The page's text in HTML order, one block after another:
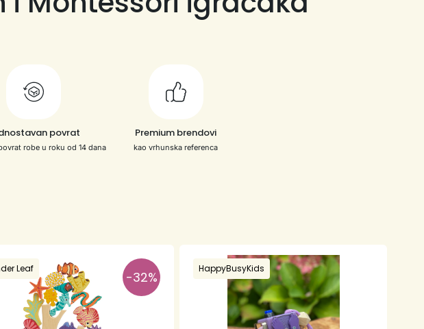
povrat
robe u roku od 14 dana
Premium brendovi
kao vrhunska referenca
Leaf
-32%
HappyBusyKids